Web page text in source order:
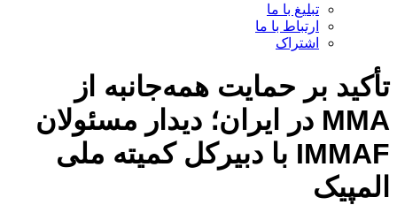
تبلیغ با ما
ارتباط با ما
اشتراک
تأکید بر حمایت همه‌جانبه از
MMA در ایران؛ دیدار مسئولان
IMMAF با دبیرکل کمیته ملی
المپیک